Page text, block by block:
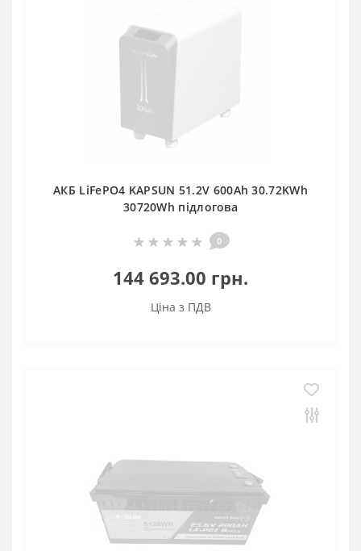
АКБ LiFePO4 KAPSUN 51.2V 600Ah 30.72KWh
30720Wh підлогова
0
144 693.00 грн.
Ціна з ПДВ